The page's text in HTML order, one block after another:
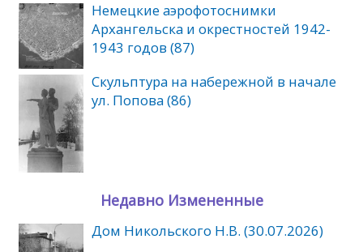
Немецкие аэрофотоснимки
Архангельска и окрестностей 1942-
1943 годов (87)
Скульптура на набережной в начале
ул. Попова (86)
Недавно Измененные
Дом Никольского Н.В. (30.07.2026)